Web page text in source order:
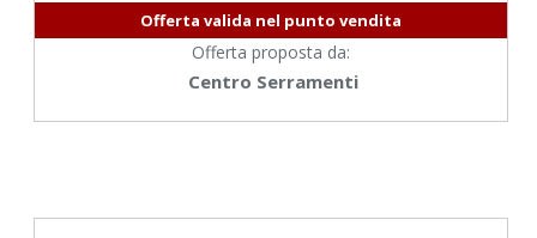
Offerta valida nel punto vendita
Offerta proposta da:
Centro Serramenti